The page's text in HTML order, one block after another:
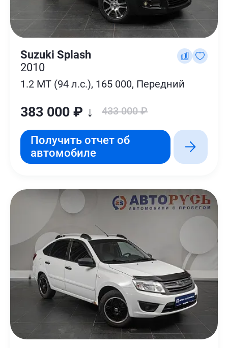
Suzuki Splash
2010
1.2 MT (94 л.с.), 165 000, Передний
383 000 ₽ ↓ 433 000 ₽
Получить отчет об
автомобиле